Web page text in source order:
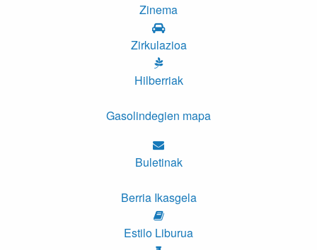
Zinema
Zirkulazioa
Hilberriak
Gasolindegien mapa
Buletinak
Berria Ikasgela
Estilo Liburua